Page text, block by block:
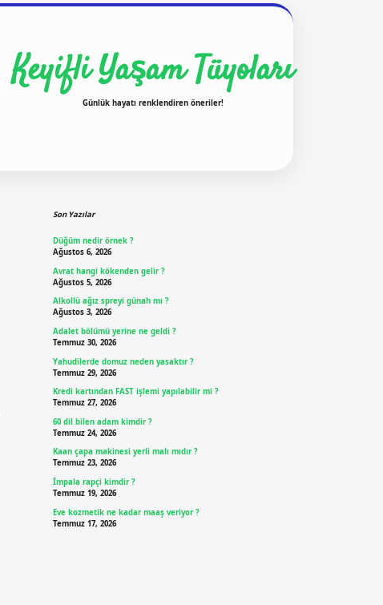
Keyifli Yaşam Tüyoları
Günlük hayatı renklendiren öneriler!
Son Yazılar
Düğüm nedir örnek ?
Ağustos 6, 2026
Avrat hangi kökenden gelir ?
Ağustos 5, 2026
Alkollü ağız spreyi günah mı ?
Ağustos 3, 2026
Adalet bölümü yerine ne geldi ?
Temmuz 30, 2026
Yahudilerde domuz neden yasaktır ?
Temmuz 29, 2026
Kredi kartından FAST işlemi yapılabilir mi ?
Temmuz 27, 2026
60 dil bilen adam kimdir ?
Temmuz 24, 2026
Kaan çapa makinesi yerli malı mıdır ?
Temmuz 23, 2026
İmpala rapçi kimdir ?
Temmuz 19, 2026
Eve kozmetik ne kadar maaş veriyor ?
Temmuz 17, 2026